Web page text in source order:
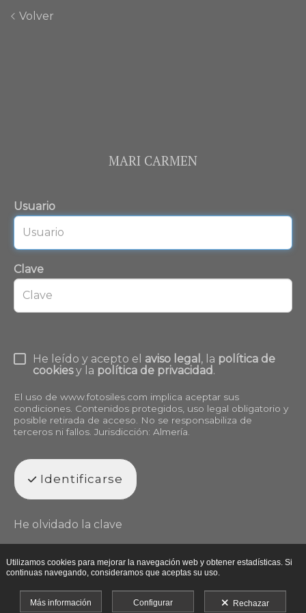
Volver
MARI CARMEN
Usuario
Clave
He leído y acepto el aviso legal , la política de
cookiesy la política de privacidad.
El uso de www.fotosiles.com implica aceptar sus
condiciones. Contenidos protegidos, uso legal obligatorio y
posible retirada de acceso. No se responsabiliza de
terceros ni fallos. Jurisdicción: Almería.
Identificarse
He olvidado la clave
Utilizamos cookies para mejorar la navegación web y obtener estadísticas. Si
continuas navegando, consideramos que aceptas su uso.
Más información Configurar Rechazar